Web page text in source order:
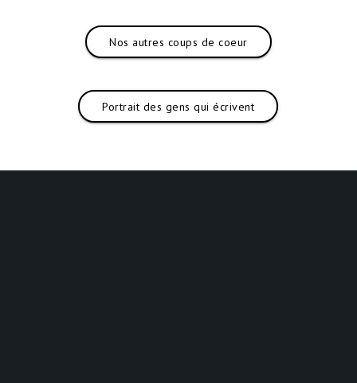
Nos autres coups de coeur
Portrait des gens qui écrivent